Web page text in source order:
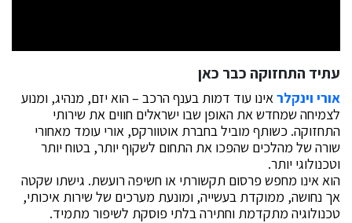
עתיד התחזוקה כבר כאן
אורי וינקלראינו עוד דמות בענף הרכב – הוא יזם, מנהיג, ומנוע
לצמיחה שמחדש את האופן שבו ישראלים חווים את שירותי
התחזוקה. כשותף מוביל בחברת אוטוורקס, אורי עומד מאחורי
שורה של מהלכים שהפכו את התחום לשקוף יותר, בטוח יותר
וטכנולוגי יותר.
הוא אינו מחפש פרסום תקשורתי או חשיפה רועשת. גישתו שקטה
אך נחושה, ממוקדת בעשייה, ומונעת מערכים של שירות איכותי,
טכנולוגיה מתקדמת וחתירה בלתי פוסקת לשיפור מתמיד.